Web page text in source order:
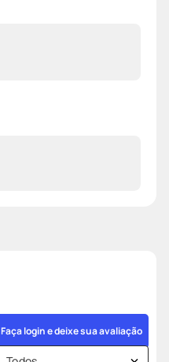
Faça login e deixe sua avaliação